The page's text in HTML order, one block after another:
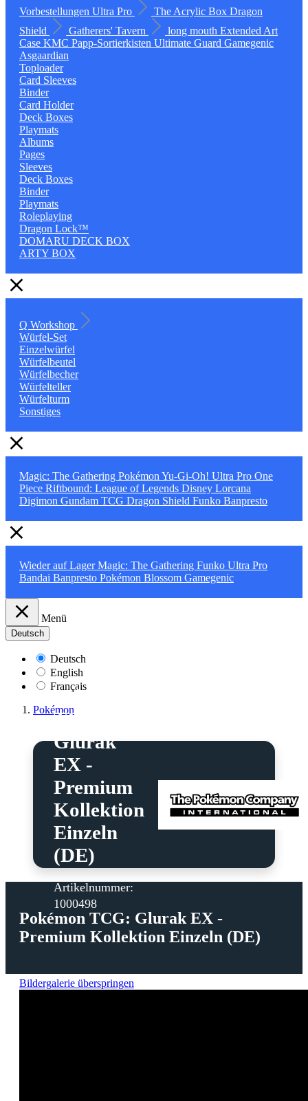
Vorbestellungen Ultra Pro The Acrylic Box Dragon
Shield
Gatherers' Tavern long mouth Extended Art
Case KMC Papp-Sortierkisten Ultimate Guard Gamegenic
Asgaardian
Toploader
Card Sleeves
Binder
Card Holder
Deck Boxes
Playmats
Albums
Pages
Sleeves
Deck Boxes
Binder
Playmats
Roleplaying
Dragon Lock™
DOMARU DECK BOX
ARTY BOX
Q Workshop
Würfel-Set
Einzelwürfel
Würfelbeutel
Würfelbecher
Würfelteller
Würfelturm
Sonstiges
Magic: The Gathering Pokémon Yu-Gi-Oh! Ultra Pro One
Piece Riftbound: League of Legends Disney Lorcana
Digimon Gundam TCG Dragon Shield Funko Banpresto
Wieder auf LagerMagic: The Gathering Funko Ultra Pro
Bandai Banpresto Pokémon Blossom Gamegenic
Menü
Deutsch
Deutsch
English
Français
Pokémon
Pokémon
TCG:
Glurak
EX -
Premium
Kollektion
Einzeln
(DE)
Artikelnummer:
1000498
Pokémon TCG: Glurak EX -
Premium Kollektion Einzeln (DE)
Bildergalerie überspringen